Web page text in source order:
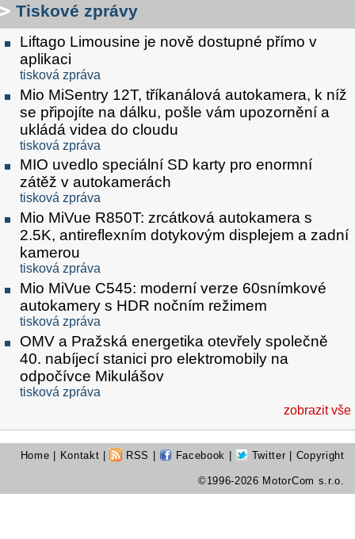
Tiskové zprávy
Liftago Limousine je nově dostupné přímo v
aplikaci
tisková zpráva
Mio MiSentry 12T, tříkanálová autokamera, k níž
se připojíte na dálku, pošle vám upozornění a
ukládá videa do cloudu
tisková zpráva
MIO uvedlo speciální SD karty pro enormní
zátěž v autokamerách
tisková zpráva
Mio MiVue R850T: zrcátková autokamera s
2.5K, antireflexním dotykovým displejem a zadní
kamerou
tisková zpráva
Mio MiVue C545: moderní verze 60snímkové
autokamery s HDR nočním režimem
tisková zpráva
OMV a Pražská energetika otevřely společně
40. nabíjecí stanici pro elektromobily na
odpočívce Mikulášov
tisková zpráva
zobrazit vše
Home Kontakt RSS Facebook Twitter | Copyright
©1996-2026 MotorCom s.r.o.